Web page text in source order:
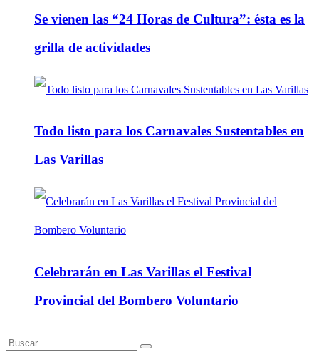
Se vienen las “24 Horas de Cultura”: ésta es la
grilla de actividades
Todo listo para los Carnavales Sustentables en
Las Varillas
Celebrarán en Las Varillas el Festival
Provincial del Bombero Voluntario